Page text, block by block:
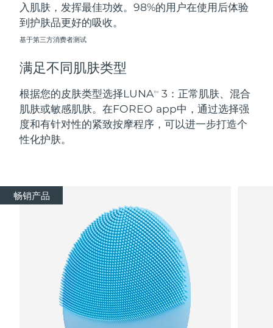
入肌肤，发挥最佳功效。98%的用户在使用后体验
到护肤品更好的吸收。
基于第三方消费者测试
满足不同肌肤类型
根据您的皮肤类型选择LUNATM
3：正常肌肤、混合
肌肤或敏感肌肤。在FOREO app中，通过选择强
度和有针对性的紧致按摩程序，可以进一步打造个
性化护肤。
畅销产品